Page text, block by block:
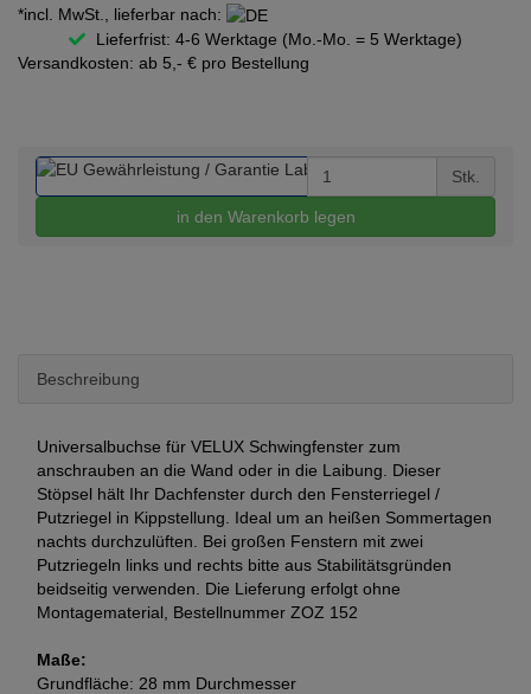
*incl. MwSt., lieferbar nach:
Lieferfrist: 4-6 Werktage (Mo.-Mo. = 5 Werktage)
Versandkosten: ab 5,- € pro Bestellung
Stk.
in den Warenkorb legen
Beschreibung
Universalbuchse für VELUX Schwingfenster zum
anschrauben an die Wand oder in die Laibung. Dieser
Stöpsel hält Ihr Dachfenster durch den Fensterriegel /
Putzriegel in Kippstellung. Ideal um an heißen Sommertagen
nachts durchzulüften. Bei großen Fenstern mit zwei
Putzriegeln links und rechts bitte aus Stabilitätsgründen
beidseitig verwenden. Die Lieferung erfolgt ohne
Montagematerial, Bestellnummer ZOZ 152
Maße:
Grundfläche: 28 mm Durchmesser